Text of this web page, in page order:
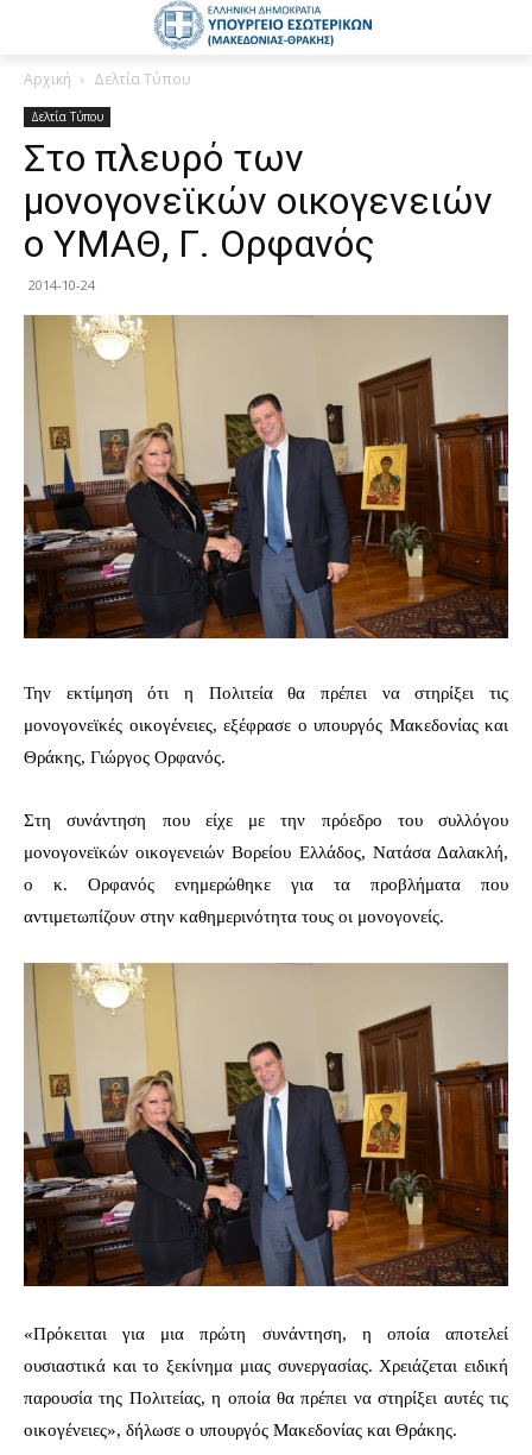
Αρχική Δελτία Τύπου
Δελτία Τύπου
Στο πλευρό των
μονογονεϊκών οικογενειών
ο ΥΜΑΘ, Γ. Ορφανός
2014-10-24
Την εκτίμηση ότι η Πολιτεία θα πρέπει να στηρίξει τις
μονογονεϊκές οικογένειες, εξέφρασε ο υπουργός Μακεδονίας και
Θράκης, Γιώργος Ορφανός.
Στη συνάντηση που είχε με την πρόεδρο του συλλόγου
μονογονεϊκών οικογενειών Βορείου Ελλάδος, Νατάσα Δαλακλή,
ο κ. Ορφανός ενημερώθηκε για τα προβλήματα που
αντιμετωπίζουν στην καθημερινότητα τους οι μονογονείς.
«Πρόκειται για μια πρώτη συνάντηση, η οποία αποτελεί
ουσιαστικά και το ξεκίνημα μιας συνεργασίας. Χρειάζεται ειδική
παρουσία της Πολιτείας, η οποία θα πρέπει να στηρίξει αυτές τις
οικογένειες», δήλωσε ο υπουργός Μακεδονίας και Θράκης.